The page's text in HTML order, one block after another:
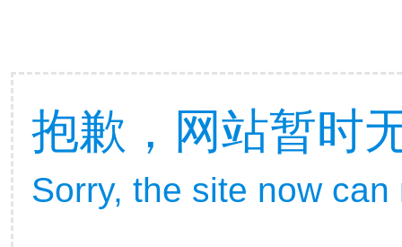
抱歉，网站暂时
Sorry, the site now